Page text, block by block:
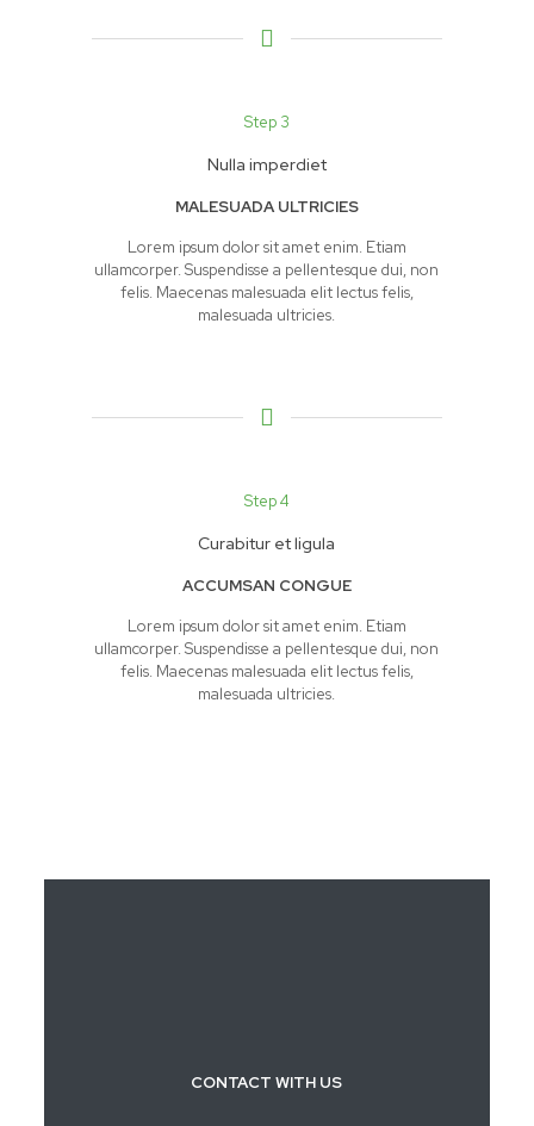
Step 3
Nulla imperdiet
MALESUADA ULTRICIES
Lorem ipsum dolor sit amet enim. Etiam
ullamcorper. Suspendisse a pellentesque dui, non
felis. Maecenas malesuada elit lectus felis,
malesuada ultricies.
Step 4
Curabitur et ligula
ACCUMSAN CONGUE
Lorem ipsum dolor sit amet enim. Etiam
ullamcorper. Suspendisse a pellentesque dui, non
felis. Maecenas malesuada elit lectus felis,
malesuada ultricies.
CONTACT WITH US